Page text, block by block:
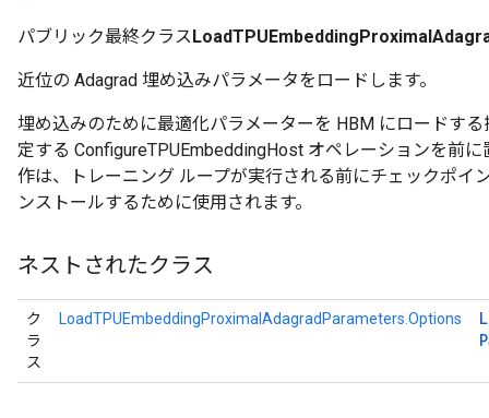
パブリック最終クラス
近位の Adagrad 埋め込みパラメータをロードします。
埋め込みのために最適化パラメーターを HBM にロードす
定する ConfigureTPUEmbeddingHost オペレーションを前
作は、トレーニング ループが実行される前にチェックポイ
ンストールするために使用されます。
ネストされたクラス
ク
ラ
ス
LoadTPUEmbeddingProximalAdagradParameters.Options